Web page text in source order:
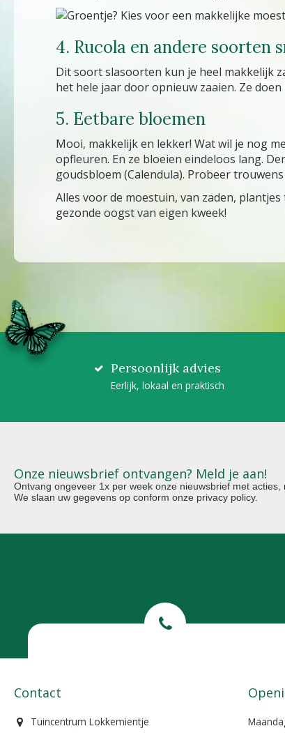
4. Rucola en andere soorten
Dit soort slasoorten kun je heel makkelijk
het hele jaar door opnieuw zaaien. Ze
5. Eetbare bloemen
Mooi, makkelijk en lekker! Wat wil je nog
opfleuren. En ze bloeien eindeloos lang.
goudsbloem (Calendula). Probeer
Alles voor de moestuin, van zaden,
gezonde oogst van eigen kweek!
Persoonlijk advies
Eerlijk, lokaal en praktisch
Onze nieuwsbrief ontvangen? Meld je aan!
Ontvang ongeveer 1x per week onze nieuwsbrief met acties,
We slaan uw gegevens op conform onze privacy policy.
Contact
Tuincentrum Lokkemientje